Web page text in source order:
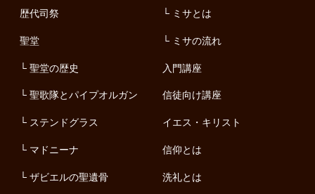
歴代司祭
聖堂
聖堂の歴史
聖歌隊とパイプオルガン
ステンドグラス
マドニーナ
ザビエルの聖遺骨
ミサとは
ミサの流れ
入門講座
信徒向け講座
イエス・キリスト
信仰とは
洗礼とは